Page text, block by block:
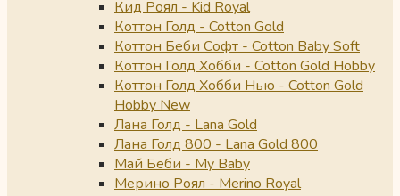
Кид Роял - Kid Royal
Коттон Голд - Cotton Gold
Коттон Беби Софт - Cotton Baby Soft
Коттон Голд Хобби - Cotton Gold Hobby
Коттон Голд Хобби Нью - Cotton Gold
Hobby New
Лана Голд - Lana Gold
Лана Голд 800 - Lana Gold 800
Май Беби - My Baby
Мерино Роял - Merino Royal